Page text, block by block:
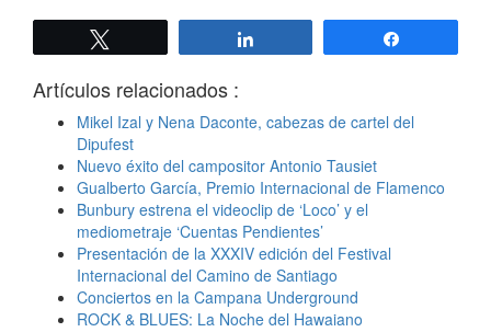
Artículos relacionados :
Mikel Izal y Nena Daconte, cabezas de cartel del
Dipufest
Nuevo éxito del campositor Antonio Tausiet
Gualberto García, Premio Internacional de Flamenco
Bunbury estrena el videoclip de ‘Loco’ y el
mediometraje ‘Cuentas Pendientes’
Presentación de la XXXIV edición del Festival
Internacional del Camino de Santiago
Conciertos en la Campana Underground
ROCK & BLUES: La Noche del Hawaiano